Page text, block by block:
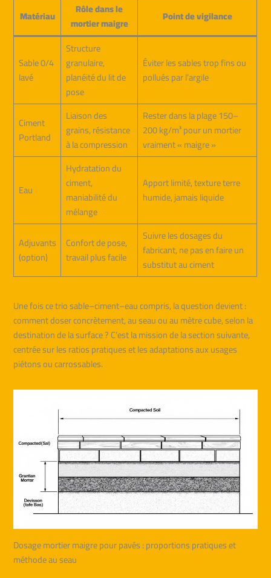
Matériau
Rôle dans le
mortier maigre
Point de vigilance
Sable 0/4
lavé
Structure
granulaire,
planéité du lit de
pose
Éviter les sables trop fins ou
pollués par l’argile
Ciment
Portland
Liaison des
grains, résistance
à la compression
Rester dans la plage 150–
200 kg/m³ pour un mortier
vraiment « maigre »
Eau
Hydratation du
ciment,
maniabilité du
mélange
Apport limité, texture terre
humide, jamais liquide
Adjuvants
(option)
Confort de pose,
travail plus facile
Suivre les dosages du
fabricant, ne pas en faire un
substitut au ciment
Une fois ce trio sable–ciment–eau compris, la question devient :
comment doser concrètement, au seau ou au mètre cube, selon la
destination de la surface ? C’est la mission de la section suivante,
centrée sur les ratios pratiques et les adaptations aux usages
piétons ou carrossables.
Dosage mortier maigre pour pavés : proportions pratiques et
méthode au seau